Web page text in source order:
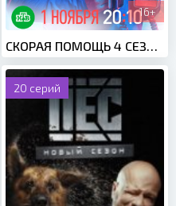
16+
СКОРАЯ ПОМОЩЬ 4 СЕЗОН (2021)
20 серий